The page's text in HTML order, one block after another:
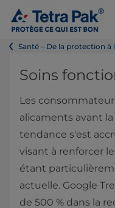
Santé – De la protection à
Soins
Les
alicaments avant
tendance s'est
visant à renforcer
étant
actuelle. Google
de 500 % dans la